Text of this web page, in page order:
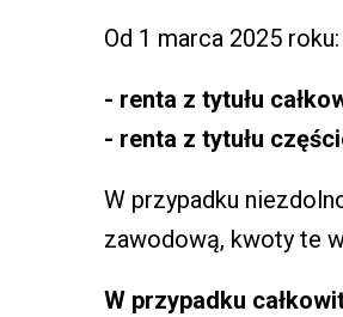
Od 1 marca 2025 roku:
- renta z tytułu
- renta z tytułu
W przypadku
zawodową, kwoty te
W przypadku